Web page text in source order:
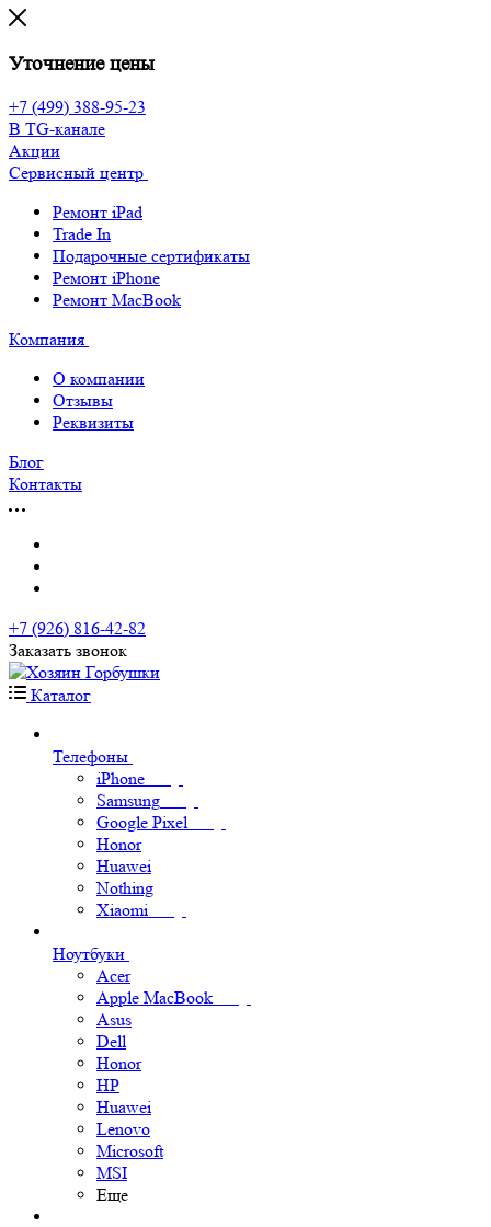
Уточнение цены
+7 (499) 388-95-23
В TG-канале
Акции
Сервисный центр
Ремонт iPad
Trade In
Подарочные сертификаты
Ремонт iPhone
Ремонт MacBook
Компания
О компании
Отзывы
Реквизиты
Блог
Контакты
+7 (926) 816-42-82
Заказать звонок
Каталог
Телефоны
iPhone
Samsung
Google Pixel
Honor
Huawei
Nothing
Xiaomi
Ноутбуки
Acer
Apple MacBook
Asus
Dell
Honor
HP
Huawei
Lenovo
Microsoft
MSI
Еще